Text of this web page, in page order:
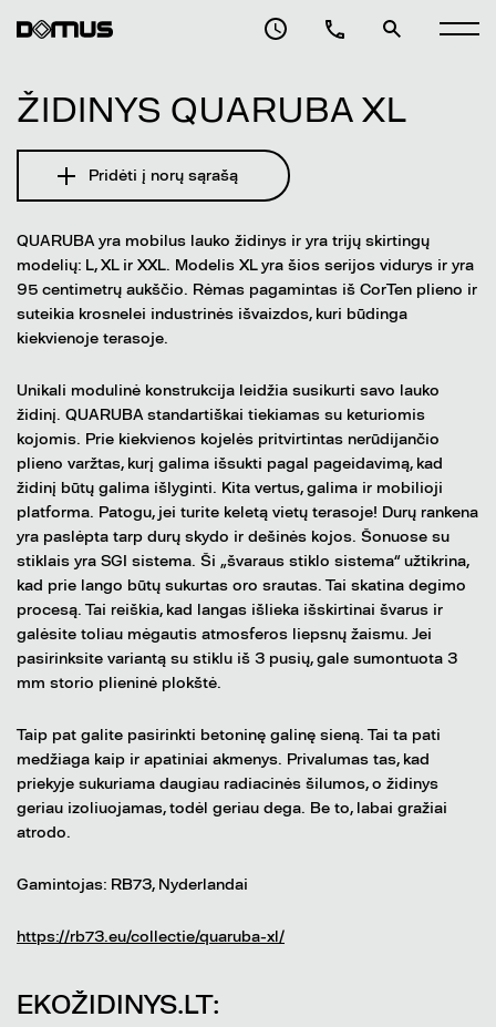
ŽIDINYS QUARUBA XL
Pridėti į norų sąrašą
QUARUBA yra mobilus lauko židinys ir yra trijų skirtingų
modelių: L, XL ir XXL. Modelis XL yra šios serijos vidurys ir yra
95 centimetrų aukščio. Rėmas pagamintas iš CorTen plieno ir
suteikia krosnelei industrinės išvaizdos, kuri būdinga
kiekvienoje terasoje.
Unikali modulinė konstrukcija leidžia susikurti savo lauko
židinį. QUARUBA standartiškai tiekiamas su keturiomis
kojomis. Prie kiekvienos kojelės pritvirtintas nerūdijančio
plieno varžtas, kurį galima išsukti pagal pageidavimą, kad
židinį būtų galima išlyginti. Kita vertus, galima ir mobilioji
platforma. Patogu, jei turite keletą vietų terasoje! Durų rankena
yra paslėpta tarp durų skydo ir dešinės kojos. Šonuose su
stiklais yra SGI sistema. Ši „švaraus stiklo sistema“ užtikrina,
kad prie lango būtų sukurtas oro srautas. Tai skatina degimo
procesą. Tai reiškia, kad langas išlieka išskirtinai švarus ir
galėsite toliau mėgautis atmosferos liepsnų žaismu. Jei
pasirinksite variantą su stiklu iš 3 pusių, gale sumontuota 3
mm storio plieninė plokštė.
Taip pat galite pasirinkti betoninę galinę sieną. Tai ta pati
medžiaga kaip ir apatiniai akmenys. Privalumas tas, kad
priekyje sukuriama daugiau radiacinės šilumos, o židinys
geriau izoliuojamas, todėl geriau dega. Be to, labai gražiai
atrodo.
Gamintojas: RB73, Nyderlandai
https://rb73.eu/collectie/quaruba-xl/
EKOŽIDINYS.LT: